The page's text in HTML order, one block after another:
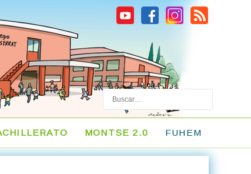
Buscar
MONTSE 2.0 FUHEM